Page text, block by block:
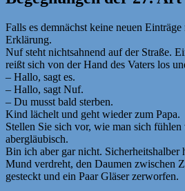
Falls es demnächst keine neuen
Erklärung.
Nuf steht nichtsahnend auf der Straße.
reißt sich von der Hand des Vaters los
– Hallo, sagt es.
– Hallo, sagt Nuf.
– Du musst bald sterben.
Kind lächelt und geht wieder zum Papa.
Stellen Sie sich vor, wie man sich
abergläubisch.
Bin ich aber gar nicht. Sicherheitshalber
Mund verdreht, den Daumen zwischen
gesteckt und ein Paar Gläser zerworfen.